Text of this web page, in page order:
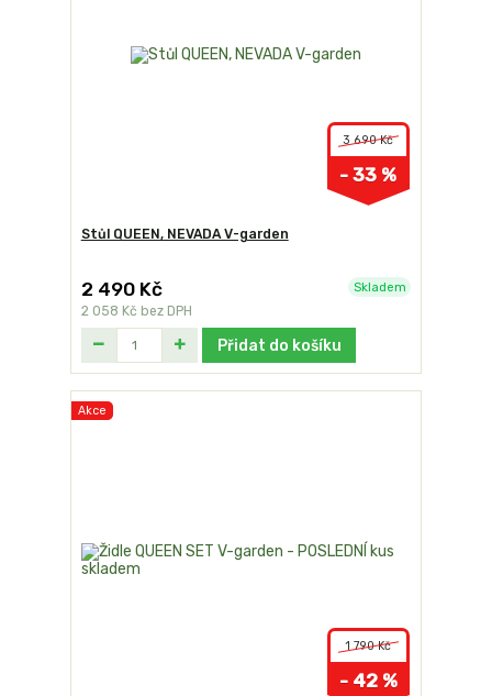
3 690 Kč
- 33 %
Stůl QUEEN, NEVADA V-garden
2 490 Kč
2 058 Kč bez DPH
Skladem
Přidat do košíku
Akce
1 790 Kč
- 42 %